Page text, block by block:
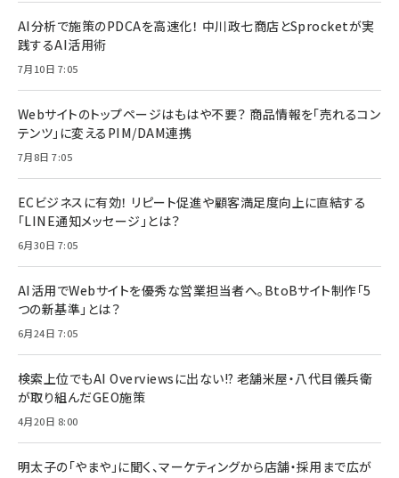
AI分析で施策のPDCAを高速化！ 中川政七商店とSprocketが実
践するAI活用術
7月10日 7:05
Webサイトのトップページはもはや不要？ 商品情報を「売れるコン
テンツ」に変えるPIM/DAM連携
7月8日 7:05
ECビジネスに有効！ リピート促進や顧客満足度向上に直結する
「LINE通知メッセージ」とは？
6月30日 7:05
AI活用でWebサイトを優秀な営業担当者へ。BtoBサイト制作「5
つの新基準」とは？
6月24日 7:05
検索上位でもAI Overviewsに出ない!? 老舗米屋・八代目儀兵衛
が取り組んだGEO施策
4月20日 8:00
明太子の「やまや」に聞く、マーケティングから店舗・採用まで広が